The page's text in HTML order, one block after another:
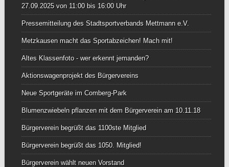
27.09.2025 von 11:00 bis 16:00 Uhr
Pressemitteilung des Stadtsportverbands Mettmann e.V.
Metzkausen macht das Sportabzeichen! Mach mit!
Altes Klassenfoto - wer erkennt jemanden?
Aktionswagenprojekt des Bürgervereins
Neue Sportgeräte im Comberg-Park
Blumenzwiebeln pflanzen mit dem Bürgerverein am 10.11.18
Bürgerverein begrüßt das 1100ste Mitglied
Bürgerverein begrüßt das 1050. Mitglied!
Bürgerverein wählt neuen Vorstand